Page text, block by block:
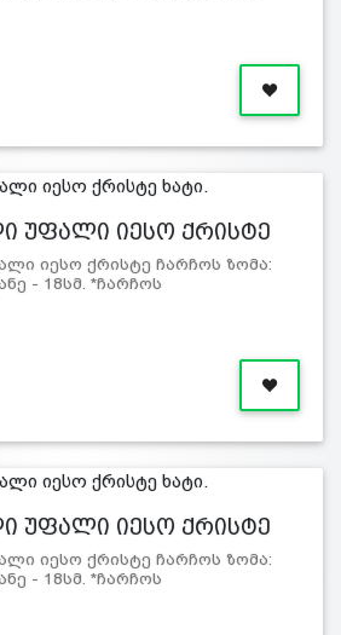
უფალი იესო ქრისტე
იესო ქრისტე ჩარჩოს ზომა:
- 18სმ. *ჩარჩოს
უფალი იესო ქრისტე
იესო ქრისტე ჩარჩოს ზომა:
- 18სმ. *ჩარჩოს